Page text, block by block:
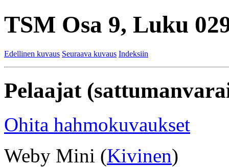
TSM Osa 9, Luku
Edellinen kuvaus Seuraava kuvaus Indeksiin
Pelaajat
Ohita hahmokuvaukset
Weby Mini (Kivinen)